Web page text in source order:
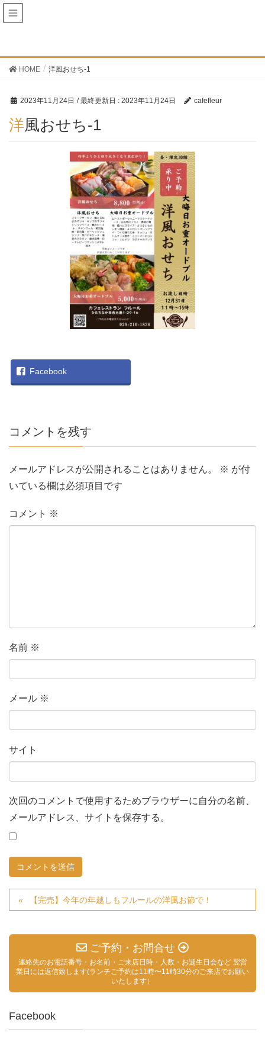
HOME 洋風おせち-1
2023年11月24日 / 最終更新日 : 2023年11月24日 cafefleur
洋風おせち-1
Facebook
コメントを残す
メールアドレスが公開されることはありません。 ※ が付
いている欄は必須項目です
コメント ※
名前 ※
メール ※
サイト
次回のコメントで使用するためブラウザーに自分の名前、
メールアドレス、サイトを保存する。
【完売】今年の年越しもフルールの洋風お節で！
ご予約・お問合せ
連絡先のお電話番号・お名前・ご来店日時・人数・お誕生日会など 翌営
業日には返信致します(ランチご予約は11時〜11時30分のご来店でお願い
いたします）
Facebook